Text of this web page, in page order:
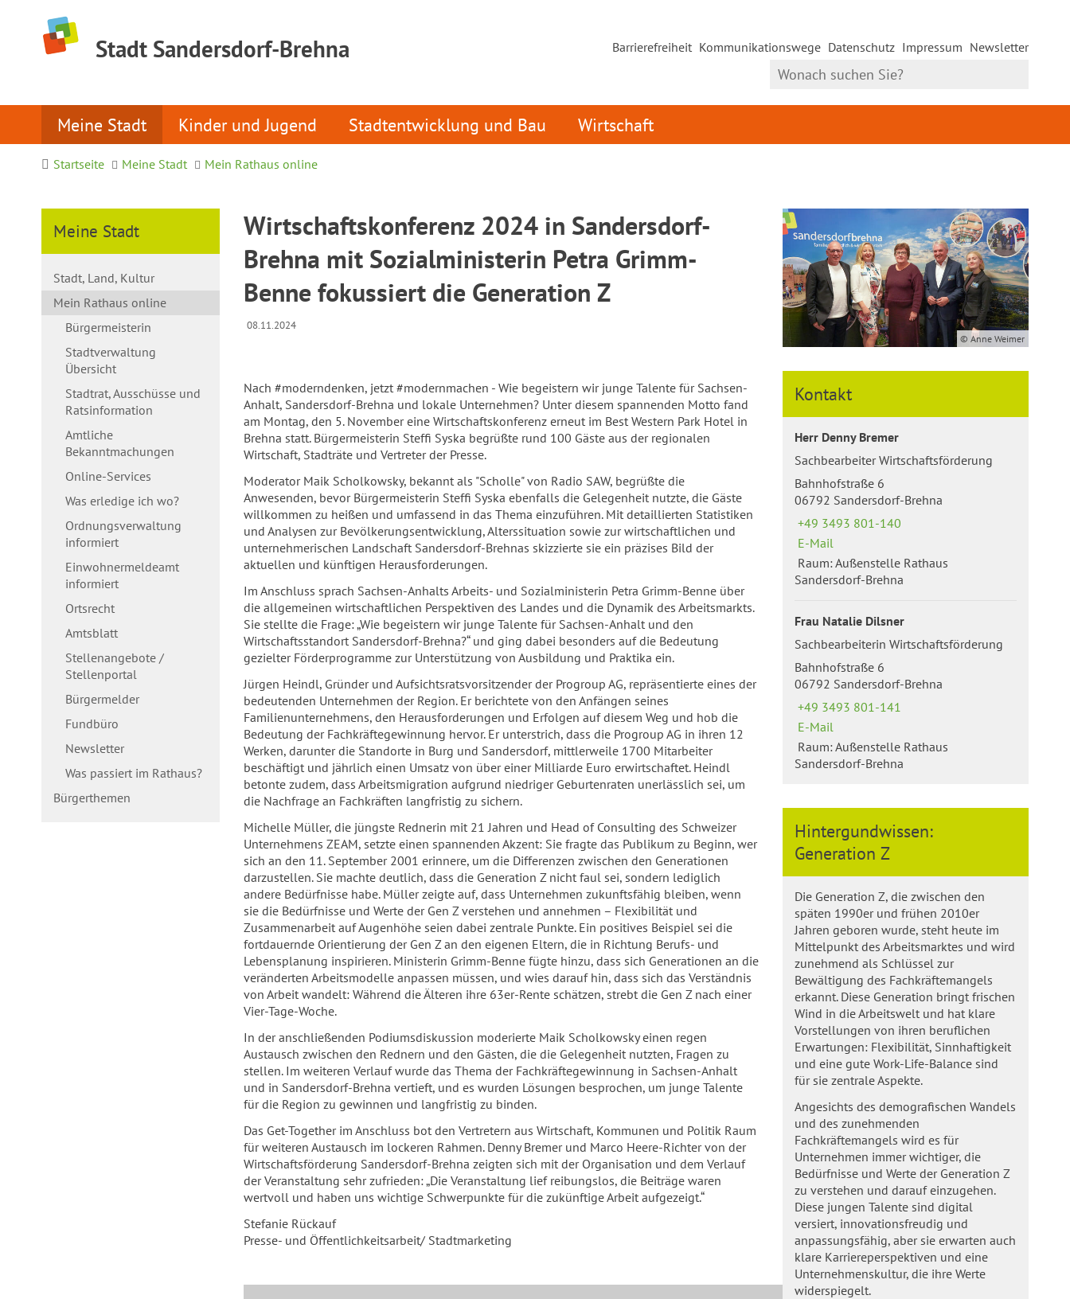
Stadt Sandersdorf-Brehna Barrierefreiheit Kommunikationswege Datenschutz Impressum Newsletter
Meine Stadt Kinder und Jugend Stadtentwicklung und Bau Wirtschaft
Startseite Meine Stadt Mein Rathaus online
Meine Stadt
Stadt, Land, Kultur
Mein Rathaus online
Bürgermeisterin
Stadtverwaltung
Übersicht
Stadtrat, Ausschüsse und
Ratsinformation
Amtliche
Bekanntmachungen
Online-Services
Was erledige ich wo?
Ordnungsverwaltung
informiert
Einwohnermeldeamt
informiert
Ortsrecht
Amtsblatt
Stellenangebote /
Stellenportal
Bürgermelder
Fundbüro
Newsletter
Was passiert im Rathaus?
Bürgerthemen
Wirtschaftskonferenz 2024 in Sandersdorf-
Brehna mit Sozialministerin Petra Grimm-
Benne fokussiert die Generation Z
08.11.2024
Nach #moderndenken, jetzt #modernmachen - Wie begeistern wir junge Talente für Sachsen-
Anhalt, Sandersdorf-Brehna und lokale Unternehmen? Unter diesem spannenden Motto fand
am Montag, den 5. November eine Wirtschaftskonferenz erneut im Best Western Park Hotel in
Brehna statt. Bürgermeisterin Steffi Syska begrüßte rund 100 Gäste aus der regionalen
Wirtschaft, Stadträte und Vertreter der Presse.
Moderator Maik Scholkowsky, bekannt als "Scholle" von Radio SAW, begrüßte die
Anwesenden, bevor Bürgermeisterin Steffi Syska ebenfalls die Gelegenheit nutzte, die Gäste
willkommen zu heißen und umfassend in das Thema einzuführen. Mit detaillierten Statistiken
und Analysen zur Bevölkerungsentwicklung, Alterssituation sowie zur wirtschaftlichen und
unternehmerischen Landschaft Sandersdorf-Brehnas skizzierte sie ein präzises Bild der
aktuellen und künftigen Herausforderungen.
Im Anschluss sprach Sachsen-Anhalts Arbeits- und Sozialministerin Petra Grimm-Benne über
die allgemeinen wirtschaftlichen Perspektiven des Landes und die Dynamik des Arbeitsmarkts.
Sie stellte die Frage: „Wie begeistern wir junge Talente für Sachsen-Anhalt und den
Wirtschaftsstandort Sandersdorf-Brehna?“ und ging dabei besonders auf die Bedeutung
gezielter Förderprogramme zur Unterstützung von Ausbildung und Praktika ein.
Jürgen Heindl, Gründer und Aufsichtsratsvorsitzender der Progroup AG, repräsentierte eines der
bedeutenden Unternehmen der Region. Er berichtete von den Anfängen seines
Familienunternehmens, den Herausforderungen und Erfolgen auf diesem Weg und hob die
Bedeutung der Fachkräftegewinnung hervor. Er unterstrich, dass die Progroup AG in ihren 12
Werken, darunter die Standorte in Burg und Sandersdorf, mittlerweile 1700 Mitarbeiter
beschäftigt und jährlich einen Umsatz von über einer Milliarde Euro erwirtschaftet. Heindl
betonte zudem, dass Arbeitsmigration aufgrund niedriger Geburtenraten unerlässlich sei, um
die Nachfrage an Fachkräften langfristig zu sichern.
Michelle Müller, die jüngste Rednerin mit 21 Jahren und Head of Consulting des Schweizer
Unternehmens ZEAM, setzte einen spannenden Akzent: Sie fragte das Publikum zu Beginn, wer
sich an den 11. September 2001 erinnere, um die Differenzen zwischen den Generationen
darzustellen. Sie machte deutlich, dass die Generation Z nicht faul sei, sondern lediglich
andere Bedürfnisse habe. Müller zeigte auf, dass Unternehmen zukunftsfähig bleiben, wenn
sie die Bedürfnisse und Werte der Gen Z verstehen und annehmen – Flexibilität und
Zusammenarbeit auf Augenhöhe seien dabei zentrale Punkte. Ein positives Beispiel sei die
fortdauernde Orientierung der Gen Z an den eigenen Eltern, die in Richtung Berufs- und
Lebensplanung inspirieren. Ministerin Grimm-Benne fügte hinzu, dass sich Generationen an die
veränderten Arbeitsmodelle anpassen müssen, und wies darauf hin, dass sich das Verständnis
von Arbeit wandelt: Während die Älteren ihre 63er-Rente schätzen, strebt die Gen Z nach einer
Vier-Tage-Woche.
In der anschließenden Podiumsdiskussion moderierte Maik Scholkowsky einen regen
Austausch zwischen den Rednern und den Gästen, die die Gelegenheit nutzten, Fragen zu
stellen. Im weiteren Verlauf wurde das Thema der Fachkräftegewinnung in Sachsen-Anhalt
und in Sandersdorf-Brehna vertieft, und es wurden Lösungen besprochen, um junge Talente
für die Region zu gewinnen und langfristig zu binden.
Das Get-Together im Anschluss bot den Vertretern aus Wirtschaft, Kommunen und Politik Raum
für weiteren Austausch im lockeren Rahmen. Denny Bremer und Marco Heere-Richter von der
Wirtschaftsförderung Sandersdorf-Brehna zeigten sich mit der Organisation und dem Verlauf
der Veranstaltung sehr zufrieden: „Die Veranstaltung lief reibungslos, die Beiträge waren
wertvoll und haben uns wichtige Schwerpunkte für die zukünftige Arbeit aufgezeigt.“
Stefanie Rückauf
Presse- und Öffentlichkeitsarbeit/ Stadtmarketing
© Anne Weimer
Kontakt
Herr Denny Bremer
Sachbearbeiter Wirtschaftsförderung
Bahnhofstraße 6
06792 Sandersdorf-Brehna
+49 3493 801-140
E-Mail
Raum: Außenstelle Rathaus
Sandersdorf-Brehna
Frau Natalie Dilsner
Sachbearbeiterin Wirtschaftsförderung
Bahnhofstraße 6
06792 Sandersdorf-Brehna
+49 3493 801-141
E-Mail
Raum: Außenstelle Rathaus
Sandersdorf-Brehna
Hintergundwissen:
Generation Z
Die Generation Z, die zwischen den
späten 1990er und frühen 2010er
Jahren geboren wurde, steht heute im
Mittelpunkt des Arbeitsmarktes und wird
zunehmend als Schlüssel zur
Bewältigung des Fachkräftemangels
erkannt. Diese Generation bringt frischen
Wind in die Arbeitswelt und hat klare
Vorstellungen von ihren beruflichen
Erwartungen: Flexibilität, Sinnhaftigkeit
und eine gute Work-Life-Balance sind
für sie zentrale Aspekte.
Angesichts des demografischen Wandels
und des zunehmenden
Fachkräftemangels wird es für
Unternehmen immer wichtiger, die
Bedürfnisse und Werte der Generation Z
zu verstehen und darauf einzugehen.
Diese jungen Talente sind digital
versiert, innovationsfreudig und
anpassungsfähig, aber sie erwarten auch
klare Karriereperspektiven und eine
Unternehmenskultur, die ihre Werte
widerspiegelt.